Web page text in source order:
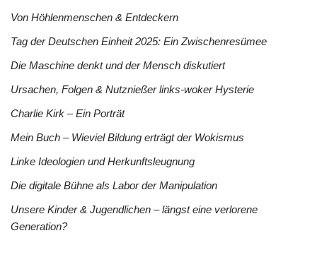
Von Höhlenmenschen & Entdeckern
Tag der Deutschen Einheit 2025: Ein Zwischenresümee
Die Maschine denkt und der Mensch diskutiert
Ursachen, Folgen & Nutznießer links-woker Hysterie
Charlie Kirk – Ein Porträt
Mein Buch – Wieviel Bildung erträgt der Wokismus
Linke Ideologien und Herkunftsleugnung
Die digitale Bühne als Labor der Manipulation
Unsere Kinder & Jugendlichen – längst eine verlorene
Generation?